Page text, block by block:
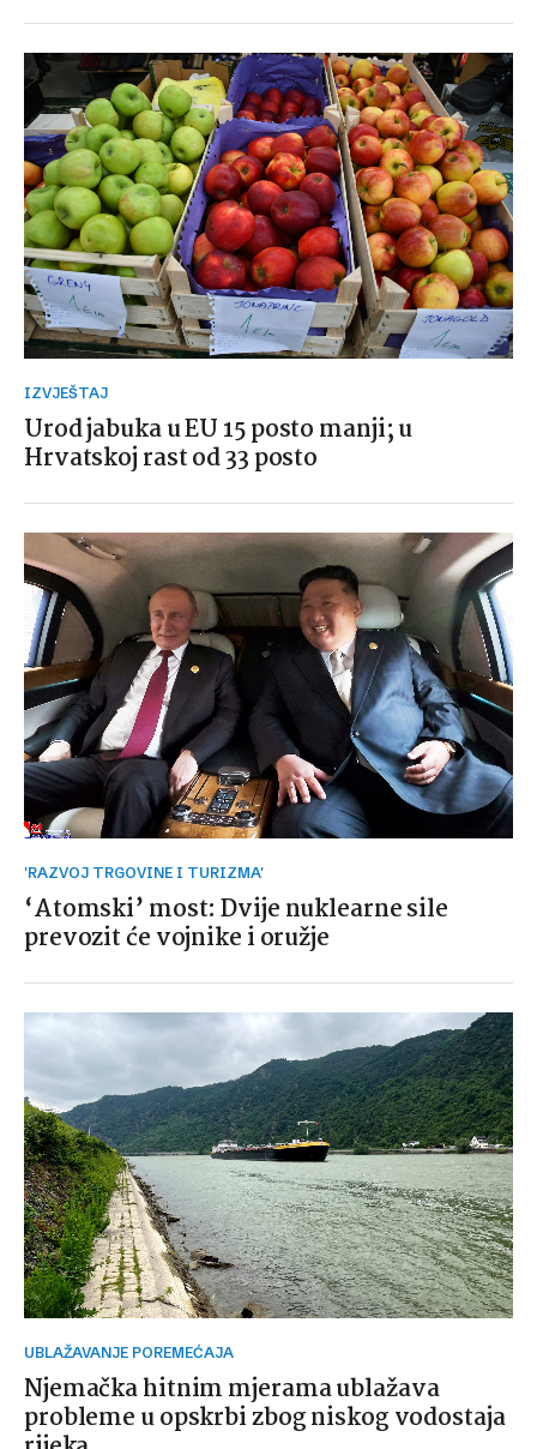
IZVJEŠTAJ
Urod jabuka u EU 15 posto manji; u
Hrvatskoj rast od 33 posto
'RAZVOJ TRGOVINE I TURIZMA'
‘Atomski’ most: Dvije nuklearne sile
prevozit će vojnike i oružje
UBLAŽAVANJE POREMEĆAJA
Njemačka hitnim mjerama ublažava
probleme u opskrbi zbog niskog vodostaja